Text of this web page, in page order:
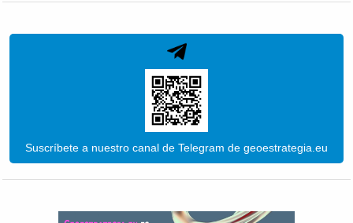
Suscríbete a nuestro canal de Telegram de geoestrategia.eu